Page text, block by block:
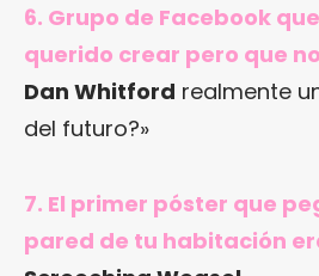
6. Grupo de Facebook
querido crear pero que
Dan Whitford realmente
del futuro?»
7. El primer póster que
pared de tu habitación